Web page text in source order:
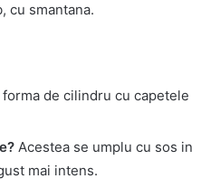
cu smantana.
de cilindru cu capetele
Acestea se umplu cu sos in
mai intens.